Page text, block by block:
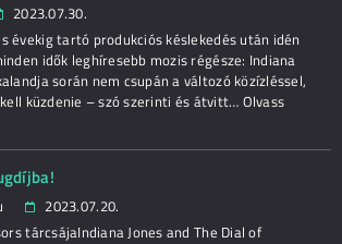
2023.07.30.
évekig tartó produkciós késlekedés után idén
idők leghíresebb mozis régésze: Indiana
során nem csupán a változó közízléssel,
küzdenie – szó szerinti és átvitt… Olvass
2023.07.20.
tárcsájaIndiana Jones and The Dial of